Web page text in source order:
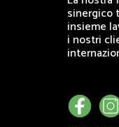
sinergico
insieme
i nostri